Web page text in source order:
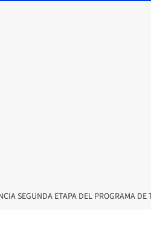
SEGUNDA ETAPA DEL PROGRAMA